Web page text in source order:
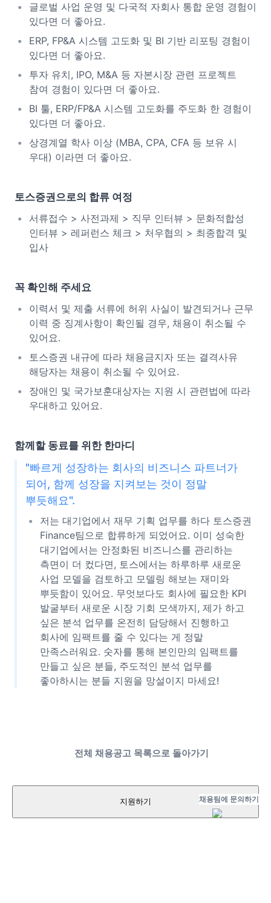
글로벌 사업 운영 및 다국적 자회사 통합 운영 경험이
있다면 더 좋아요.
ERP, FP&A 시스템 고도화 및 BI 기반 리포팅 경험이
있다면 더 좋아요.
투자 유치, IPO, M&A 등 자본시장 관련 프로젝트
참여 경험이 있다면 더 좋아요.
BI 툴, ERP/FP&A 시스템 고도화를 주도화 한 경험이
있다면 더 좋아요.
상경계열 학사 이상 (MBA, CPA, CFA 등 보유 시
우대) 이라면 더 좋아요.
토스증권으로의 합류 여정
서류접수 > 사전과제 > 직무 인터뷰 > 문화적합성
인터뷰 > 레퍼런스 체크 > 처우협의 > 최종합격 및
입사
꼭 확인해 주세요
이력서 및 제출 서류에 허위 사실이 발견되거나 근무
이력 중 징계사항이 확인될 경우, 채용이 취소될 수
있어요.
토스증권 내규에 따라 채용금지자 또는 결격사유
해당자는 채용이 취소될 수 있어요.
장애인 및 국가보훈대상자는 지원 시 관련법에 따라
우대하고 있어요.
함께할 동료를 위한 한마디
"빠르게 성장하는 회사의 비즈니스 파트너가
되어, 함께 성장을 지켜보는 것이 정말
뿌듯해요".
저는 대기업에서 재무 기획 업무를 하다 토스증권
Finance팀으로 합류하게 되었어요. 이미 성숙한
대기업에서는 안정화된 비즈니스를 관리하는
측면이 더 컸다면, 토스에서는 하루하루 새로운
사업 모델을 검토하고 모델링 해보는 재미와
뿌듯함이 있어요. 무엇보다도 회사에 필요한 KPI
발굴부터 새로운 시장 기회 모색까지, 제가 하고
싶은 분석 업무를 온전히 담당해서 진행하고
회사에 임팩트를 줄 수 있다는 게 정말
만족스러워요. 숫자를 통해 본인만의 임팩트를
만들고 싶은 분들, 주도적인 분석 업무를
좋아하시는 분들 지원을 망설이지 마세요!
전체 채용공고 목록으로 돌아가기
지원하기 채용팀에 문의하기